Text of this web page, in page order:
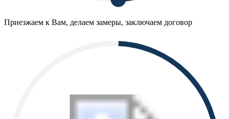
Приезжаем к Вам, делаем замеры, заключаем договор